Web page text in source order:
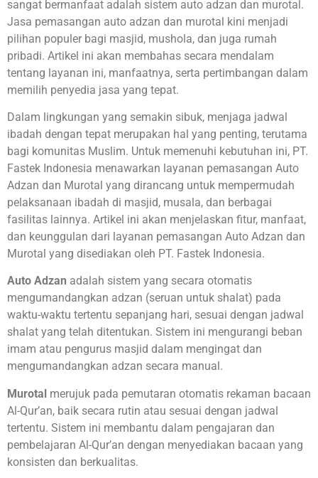
sangat bermanfaat adalah sistem auto adzan dan murotal.
Jasa pemasangan auto adzan dan murotal kini menjadi
pilihan populer bagi masjid, mushola, dan juga rumah
pribadi. Artikel ini akan membahas secara mendalam
tentang layanan ini, manfaatnya, serta pertimbangan dalam
memilih penyedia jasa yang tepat.
Dalam lingkungan yang semakin sibuk, menjaga jadwal
ibadah dengan tepat merupakan hal yang penting, terutama
bagi komunitas Muslim. Untuk memenuhi kebutuhan ini, PT.
Fastek Indonesia menawarkan layanan pemasangan Auto
Adzan dan Murotal yang dirancang untuk mempermudah
pelaksanaan ibadah di masjid, musala, dan berbagai
fasilitas lainnya. Artikel ini akan menjelaskan fitur, manfaat,
dan keunggulan dari layanan pemasangan Auto Adzan dan
Murotal yang disediakan oleh PT. Fastek Indonesia.
Auto Adzan adalah sistem yang secara otomatis
mengumandangkan adzan (seruan untuk shalat) pada
waktu-waktu tertentu sepanjang hari, sesuai dengan jadwal
shalat yang telah ditentukan. Sistem ini mengurangi beban
imam atau pengurus masjid dalam mengingat dan
mengumandangkan adzan secara manual.
Murotal merujuk pada pemutaran otomatis rekaman bacaan
Al-Qur’an, baik secara rutin atau sesuai dengan jadwal
tertentu. Sistem ini membantu dalam pengajaran dan
pembelajaran Al-Qur’an dengan menyediakan bacaan yang
konsisten dan berkualitas.